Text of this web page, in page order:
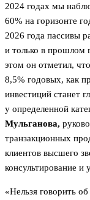
2024 годах мы
60% на горизонте
2026 года пассивы
и только в прошлом
этом он отметил,
8,5% годовых, как
инвестиций станет
у определенной
Мульганова,
транзакционных
клиентов высшего
консультирование
«Нельзя говорить